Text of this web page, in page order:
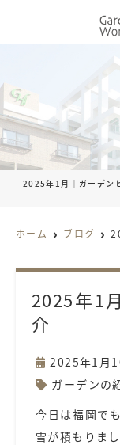
2025年1月｜ガーデン
ホーム ブログ
2025年1
介
2025年1月
ガーデンの
今日は福岡で
雪が積もりま